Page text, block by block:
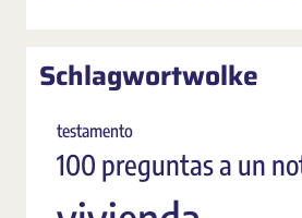
Schlagwortwolke
testamento
100 preguntas a un